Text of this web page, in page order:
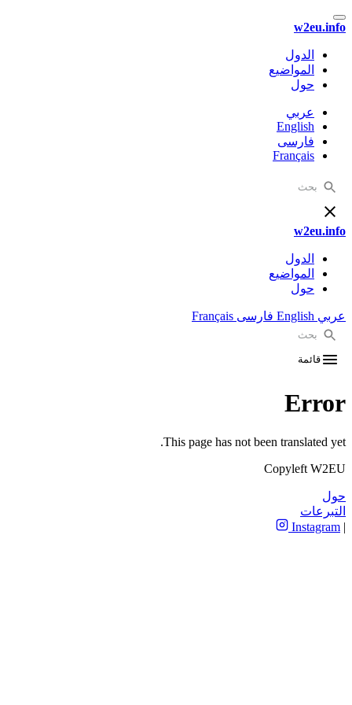
w2eu.info
الدول
المواضيع
حول
عربي
English
فارسی
Français
w2eu.info
الدول
المواضيع
حول
عربي English فارسی Français
قائمة
Error
This page has not been translated yet.
Copyleft W2EU
حول
التبرعات
|
Instagram